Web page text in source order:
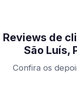
Reviews de
São Luís,
Confira os